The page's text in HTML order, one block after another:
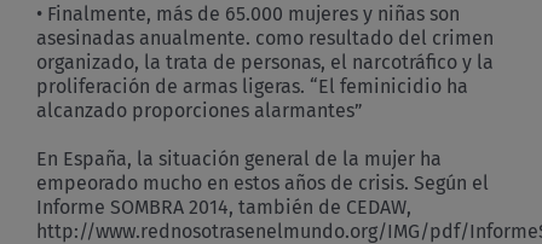
• Finalmente, más de 65.000 mujeres y niñas son
asesinadas anualmente. como resultado del crimen
organizado, la trata de personas, el narcotráfico y la
proliferación de armas ligeras. “El feminicidio ha
alcanzado proporciones alarmantes”
En España, la situación general de la mujer ha
empeorado mucho en estos años de crisis. Según el
Informe SOMBRA 2014, también de CEDAW,
http://www.rednosotrasenelmundo.org/IMG/pdf/